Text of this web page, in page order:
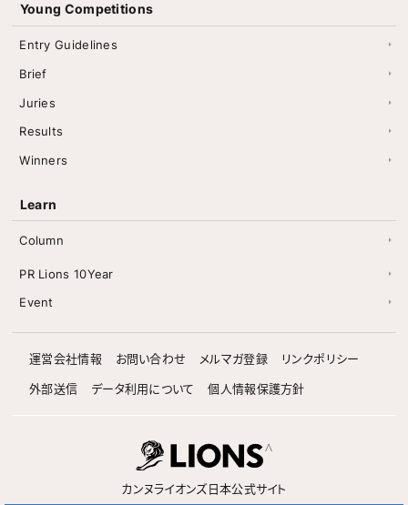
Young Competitions
Entry Guidelines
Brief
Juries
Results
Winners
Learn
Column
PR Lions 10Year
Event
運営会社情報 お問い合わせ メルマガ登録 リンクポリシー
外部送信 データ利用について 個人情報保護方針
カンヌライオンズ日本公式サイト